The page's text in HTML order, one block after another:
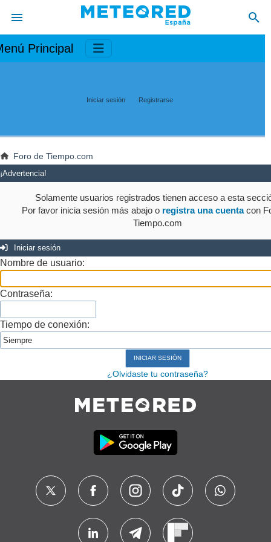
Principal
Iniciar sesión Registrarse
Foro de Tiempo.com
¡Advertencia!
Solamente usuarios registrados tienen acceso a esta
Por favor inicia sesión más abajo o registra una cuentacon
Tiempo.com
Iniciar sesión
Nombre de usuario:
Contraseña:
Tiempo de conexión:
¿Olvidaste tu contraseña?